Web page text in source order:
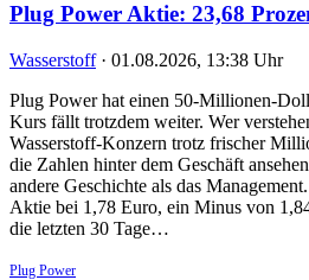
Plug Power Aktie: 23,68
Wasserstoff · 01.08.2026, 13:38 Uhr
Plug Power hat einen 50-Millionen-
Kurs fällt trotzdem weiter. Wer
Wasserstoff-Konzern trotz frischer
die Zahlen hinter dem Geschäft
andere Geschichte als das
Aktie bei 1,78 Euro, ein Minus von
die letzten 30 Tage…
Plug Power